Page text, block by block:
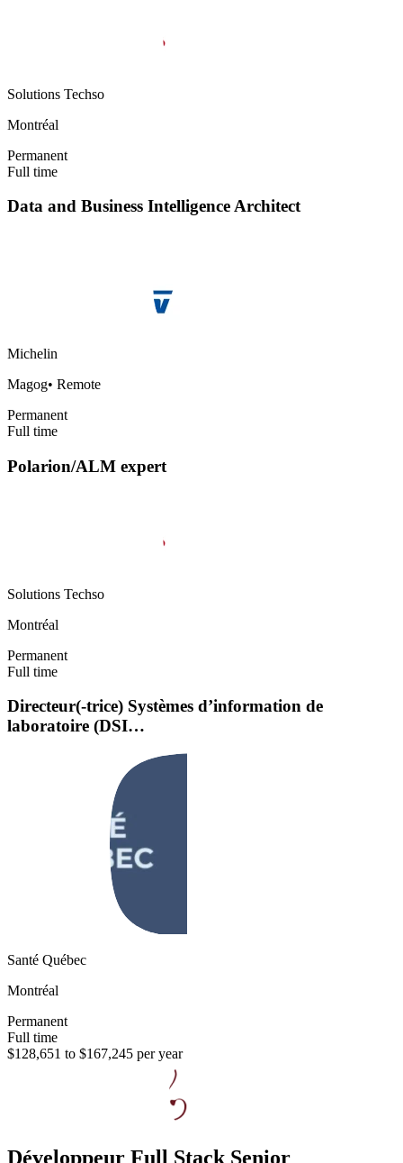
Solutions Techso
Montréal
Permanent
Full time
Data and Business Intelligence Architect
Michelin
Magog• Remote
Permanent
Full time
Polarion/ALM expert
Solutions Techso
Montréal
Permanent
Full time
Directeur(-trice) Systèmes d’information de
laboratoire (DSI…
Santé Québec
Montréal
Permanent
Full time
$128,651 to $167,245 per year
Développeur Full Stack Senior